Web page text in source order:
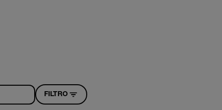
FILTRO